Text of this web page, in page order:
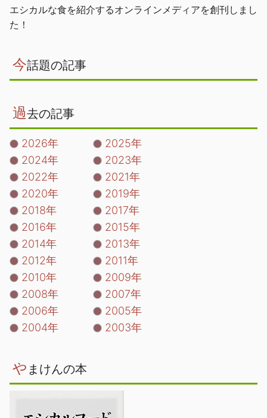
エシカルな食を紹介するオンラインメディアを創刊しまし
た！
今話題の記事
過去の記事
2026年
2025年
2024年
2023年
2022年
2021年
2020年
2019年
2018年
2017年
2016年
2015年
2014年
2013年
2012年
2011年
2010年
2009年
2008年
2007年
2006年
2005年
2004年
2003年
や まけんの本